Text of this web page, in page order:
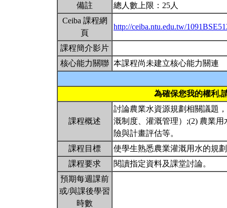
備註
總人數上限：25人
Ceiba 課程網
頁
http://ceiba.ntu.edu.tw/
課程簡介影片
核心能力關聯 本課程尚未建立核心能力關連
為確保您我的權利,
課程概述
討論農業水資源規劃相關議題
溉制度、灌溉管理）;(2) 農業
險與計畫評估等。
課程目標
使學生熟悉農業灌溉用水的規
課程要求
閱讀指定資料及課堂討論。
預期每週課前
或/與課後學習
時數